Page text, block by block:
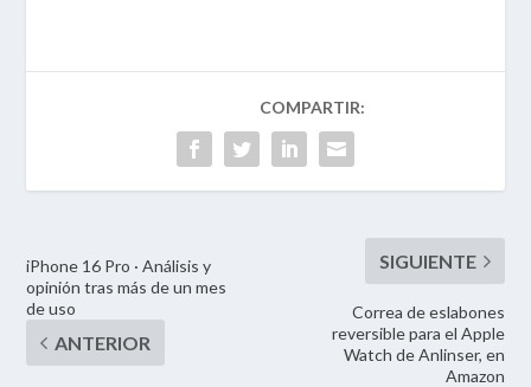
iPhone 16 Pro · Análisis y
opinión tras más de un mes
de uso
Correa de eslabones
reversible para el Apple
Watch de Anlinser, en
Amazon